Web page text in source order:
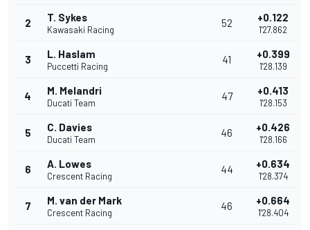
2 T. Sykes
Kawasaki Racing
52 +0.122
1'27.862
3 L. Haslam
Puccetti Racing
41 +0.399
1'28.139
4 M. Melandri
Ducati Team
47 +0.413
1'28.153
5 C. Davies
Ducati Team
46 +0.426
1'28.166
6 A. Lowes
Crescent Racing
44 +0.634
1'28.374
7 M. van der Mark
Crescent Racing
46 +0.664
1'28.404